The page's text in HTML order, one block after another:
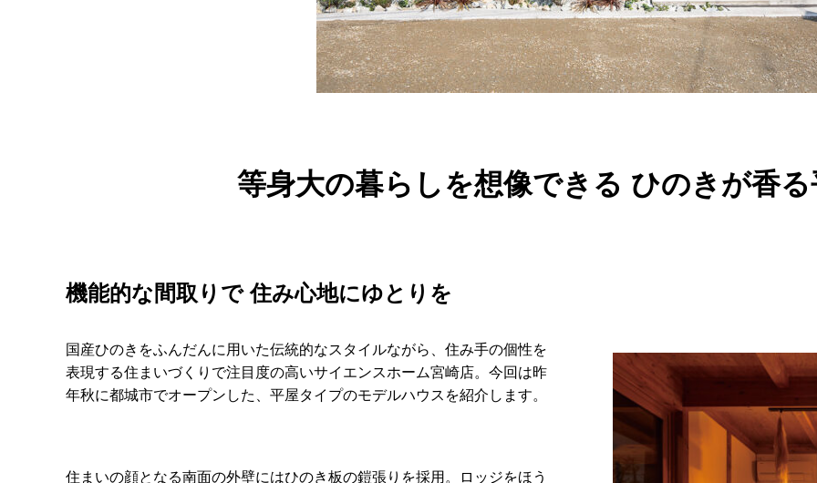
等身大の暮らしを想像できる ひのきが香
機能的な間取りで 住み心地にゆとりを
国産ひのきをふんだんに用いた伝統的なスタイルながら、住み手の個性を
表現する住まいづくりで注目度の高いサイエンスホーム宮崎店。今回は昨
年秋に都城市でオープンした、平屋タイプのモデルハウスを紹介します。
住まいの顔となる南面の外壁にはひのき板の鎧張りを採用。ロッジをほう